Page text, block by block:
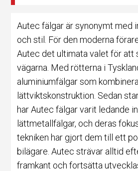
Autec fälgar är synonymt med
och stil. För den moderna
Autec det ultimata valet för att
vägarna. Med rötterna i
aluminiumfälgar som
lättviktskonstruktion. Sedan
har Autec fälgar varit ledande
lättmetallfälgar, och deras
tekniken har gjort dem till ett
bilägare. Autec strävar alltid
framkant och fortsätta